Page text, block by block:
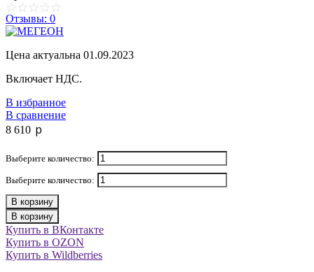
Отзывы: 0
Цена актуальна 01.09.2023
Включает НДС.
В избранное
В сравнение
8 610 p
Выберите количество:
Выберите количество:
В корзину
В корзину
Купить в ВКонтакте
Купить в OZON
Купить в Wildberries